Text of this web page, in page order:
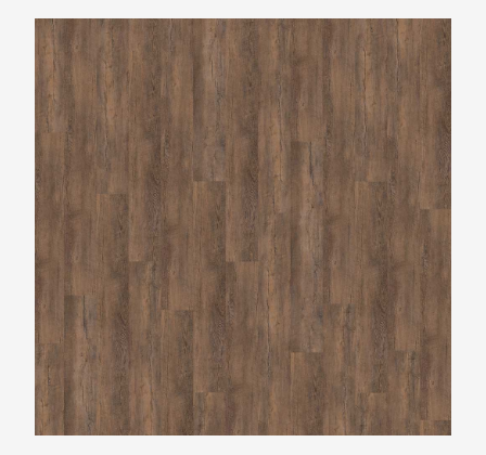
Belakos Castello XL 700